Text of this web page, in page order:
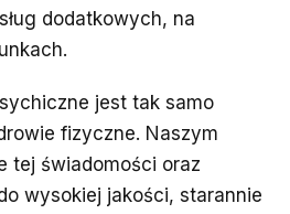
dodatkowych, na
jest tak samo
fizyczne. Naszym
tej świadomości oraz
wysokiej jakości, starannie